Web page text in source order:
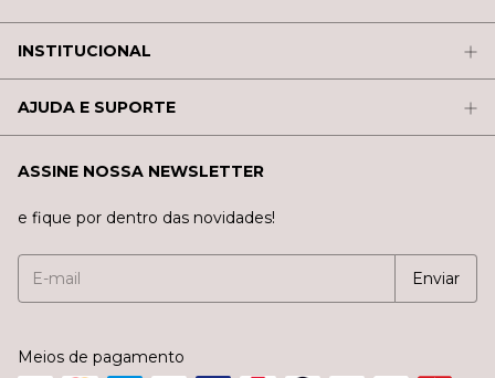
INSTITUCIONAL
AJUDA E SUPORTE
ASSINE NOSSA NEWSLETTER
e fique por dentro das novidades!
Meios de pagamento